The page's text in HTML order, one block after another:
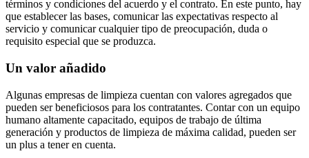
términos y condiciones del acuerdo y el contrato. En este punto, hay
que establecer las bases, comunicar las expectativas respecto al
servicio y comunicar cualquier tipo de preocupación, duda o
requisito especial que se produzca.
Un valor añadido
Algunas empresas de limpieza cuentan con valores agregados que
pueden ser beneficiosos para los contratantes. Contar con un equipo
humano altamente capacitado, equipos de trabajo de última
generación y productos de limpieza de máxima calidad, pueden ser
un plus a tener en cuenta.